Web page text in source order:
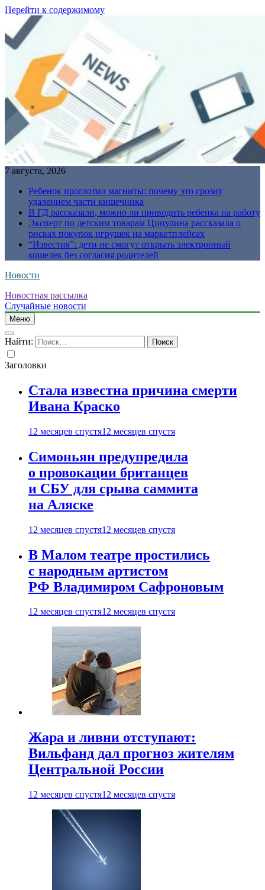
Перейти к содержимому
7 августа, 2026
Ребенок проглотил магниты: почему это грозит
удалением части кишечника
В ГД рассказали, можно ли приводить ребенка на работу
Эксперт по детским товарам Цицулина рассказала о
рисках покупок игрушек на маркетплейсах
“Известия”: дети не смогут открыть электронный
кошелек без согласия родителей
Новости
Новостная рассылка
Случайные новости
Меню
Найти:
Заголовки
Стала известна причина смерти
Ивана Краско
12 месяцев спустя12 месяцев спустя
Симоньян предупредила
о провокации британцев
и СБУ для срыва саммита
на Аляске
12 месяцев спустя12 месяцев спустя
В Малом театре простились
с народным артистом
РФ Владимиром Сафроновым
12 месяцев спустя12 месяцев спустя
Жара и ливни отступают:
Вильфанд дал прогноз жителям
Центральной России
12 месяцев спустя12 месяцев спустя